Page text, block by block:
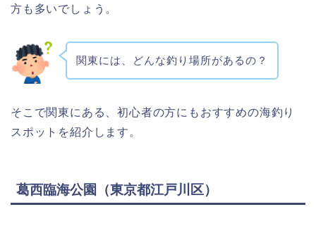
方も多いでしょう。
関東には、どんな釣り場所があるの？
そこで関東にある、初心者の方にもおすすめの海釣り
スポットを紹介します。
葛西臨海公園（東京都江戸川区）